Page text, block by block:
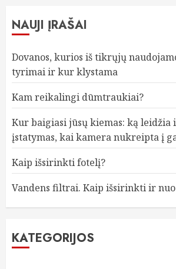
NAUJI ĮRAŠAI
Dovanos, kurios iš tikrųjų
tyrimai ir kur klystama
Kam reikalingi dūmtraukiai?
Kur baigiasi jūsų kiemas: ką leidžia
įstatymas, kai kamera nukreipta į
Kaip išsirinkti fotelį?
Vandens filtrai. Kaip išsirinkti ir
KATEGORIJOS